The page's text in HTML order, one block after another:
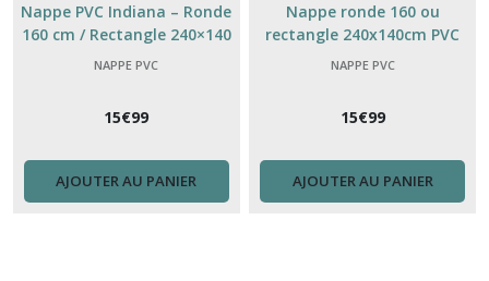
Nappe PVC Indiana – Ronde
160 cm / Rectangle 240×140
cm – Pratique & Élégante
NAPPE PVC
15€99
AJOUTER AU PANIER
Nappe ronde 160 ou
rectangle 240x140cm PVC
FOLEA
NAPPE PVC
15€99
AJOUTER AU PANIER